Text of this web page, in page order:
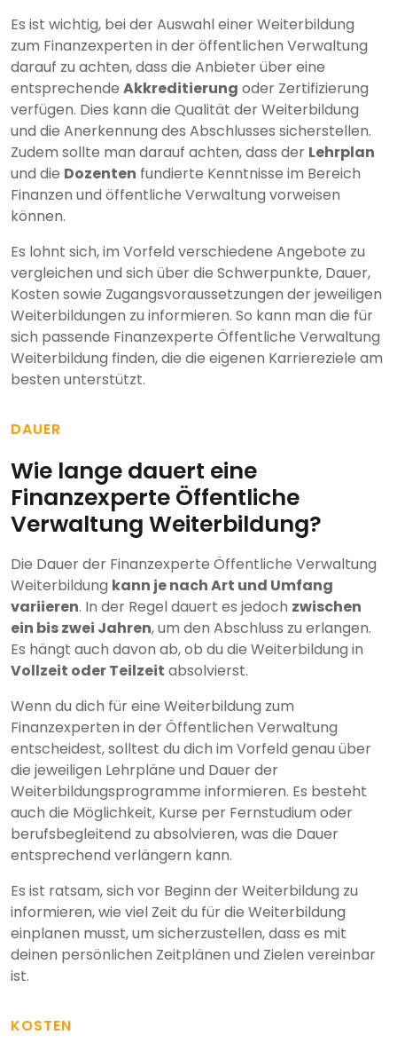
Es ist wichtig, bei der Auswahl einer Weiterbildung
zum Finanzexperten in der öffentlichen Verwaltung
darauf zu achten, dass die Anbieter über eine
entsprechende Akkreditierung oder Zertifizierung
verfügen. Dies kann die Qualität der Weiterbildung
und die Anerkennung des Abschlusses sicherstellen.
Zudem sollte man darauf achten, dass der Lehrplan
und die Dozenten fundierte Kenntnisse im Bereich
Finanzen und öffentliche Verwaltung vorweisen
können.
Es lohnt sich, im Vorfeld verschiedene Angebote zu
vergleichen und sich über die Schwerpunkte, Dauer,
Kosten sowie Zugangsvoraussetzungen der jeweiligen
Weiterbildungen zu informieren. So kann man die für
sich passende Finanzexperte Öffentliche Verwaltung
Weiterbildung finden, die die eigenen Karriereziele am
besten unterstützt.
DAUER
Wie lange dauert eine
Finanzexperte Öffentliche
Verwaltung Weiterbildung?
Die Dauer der Finanzexperte Öffentliche Verwaltung
Weiterbildung kann je nach Art und Umfang
variieren. In der Regel dauert es jedoch zwischen
ein bis zwei Jahren, um den Abschluss zu erlangen.
Es hängt auch davon ab, ob du die Weiterbildung in
Vollzeit oder Teilzeit absolvierst.
Wenn du dich für eine Weiterbildung zum
Finanzexperten in der Öffentlichen Verwaltung
entscheidest, solltest du dich im Vorfeld genau über
die jeweiligen Lehrpläne und Dauer der
Weiterbildungsprogramme informieren. Es besteht
auch die Möglichkeit, Kurse per Fernstudium oder
berufsbegleitend zu absolvieren, was die Dauer
entsprechend verlängern kann.
Es ist ratsam, sich vor Beginn der Weiterbildung zu
informieren, wie viel Zeit du für die Weiterbildung
einplanen musst, um sicherzustellen, dass es mit
deinen persönlichen Zeitplänen und Zielen vereinbar
ist.
KOSTEN